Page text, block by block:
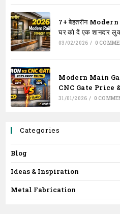
7+ बेहतरीन
घर को दें एक शानदार
03/02/2026 / 0
Modern Main
CNC Gate Price
31/01/2026 / 0
Categories
Blog
Ideas & Inspiration
Metal Fabrication